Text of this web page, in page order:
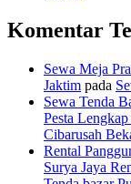
Komentar
Sewa Meja
Jaktim pada
Sewa Tenda
Pesta
Cibarusah
Rental
Surya Jaya